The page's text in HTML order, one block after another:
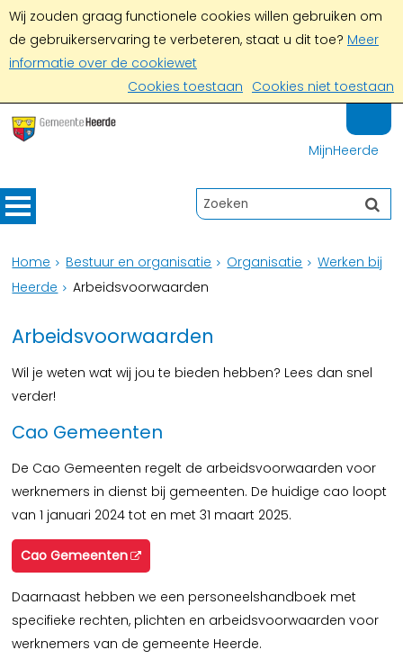
Wij zouden graag functionele cookies willen gebruiken om
de gebruikerservaring te verbeteren, staat u dit toe? Meer
informatie over de cookiewet
Cookies toestaan Cookies niet toestaan
MijnHeerde
Home Bestuur en organisatie Organisatie
Werken bij
Heerde
Arbeidsvoorwaarden
Arbeidsvoorwaarden
Wil je weten wat wij jou te bieden hebben? Lees dan snel
verder!
Cao Gemeenten
De Cao Gemeenten regelt de arbeidsvoorwaarden voor
werknemers in dienst bij gemeenten. De huidige cao loopt
van 1 januari 2024 tot en met 31 maart 2025.
Cao Gemeenten
Daarnaast hebben we een personeelshandboek met
specifieke rechten, plichten en arbeidsvoorwaarden voor
werknemers van de gemeente Heerde.